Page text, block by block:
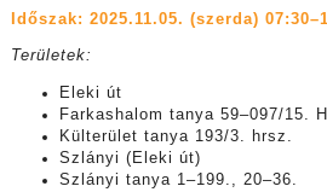
Időszak: 2025.11.05. (szerda)
Területek:
Eleki út
Farkashalom tanya 59–097/15.
Külterület tanya 193/3. hrsz.
Szlányi (Eleki út)
Szlányi tanya 1–199., 20–36.